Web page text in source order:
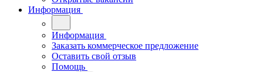
Информация
Информация
Заказать коммерческое предложение
Оставить свой отзыв
Помощь